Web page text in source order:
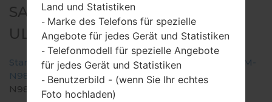
SAMSUNGGALAXY NOTE 20
ULTRA 5G
Startseite →Galaxy Note 20 Ultra 5G
SamsungSM-
N986B
→SM-
N986B_3_20220204140241_e4zod5gmv3_fac.zip
Land und Statistiken
- Marke des Telefons für spezielle
Angebote für jedes Gerät und Statistiken
- Telefonmodell für spezielle Angebote
für jedes Gerät und Statistiken
- Benutzerbild - (wenn Sie Ihr echtes
Foto hochladen)